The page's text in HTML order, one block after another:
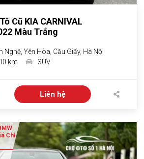
Cũ KIA CARNIVAL
Màu Trắng
Nghệ, Yên Hòa, Cầu Giấy, Hà Nội
km SUV
Liên hệ
Chỉ